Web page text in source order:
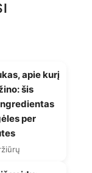
apie kurį
šis
per